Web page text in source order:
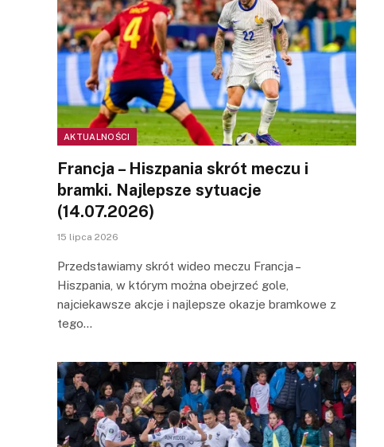
AKTUALNOŚCI
Francja – Hiszpania skrót meczu i
bramki. Najlepsze sytuacje
(14.07.2026)
15 lipca 2026
Przedstawiamy skrót wideo meczu Francja –
Hiszpania, w którym można obejrzeć gole,
najciekawsze akcje i najlepsze okazje bramkowe z
tego…